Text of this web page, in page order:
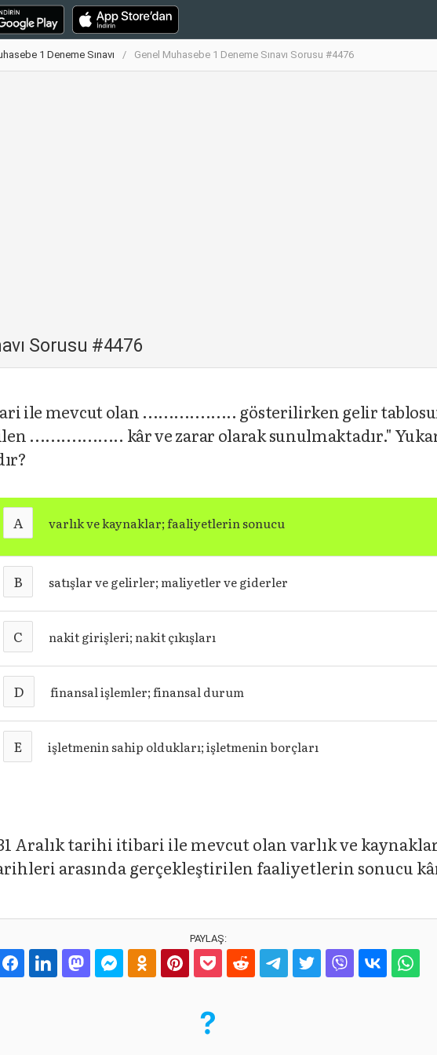
1 Deneme Sınavı Genel Muhasebe 1 Deneme Sınavı Sorusu #4476
Sorusu #4476
ile mevcut olan .................. gösterilirken gelir
.................. kâr ve zarar olarak sunulmaktadır."
A varlık ve kaynaklar; faaliyetlerin sonucu
B satışlar ve gelirler; maliyetler ve giderler
C nakit girişleri; nakit çıkışları
D finansal işlemler; finansal durum
E işletmenin sahip oldukları; işletmenin borçları
Aralık tarihi itibari ile mevcut olan varlık ve
arasında gerçekleştirilen faaliyetlerin sonucu
PAYLAŞ: